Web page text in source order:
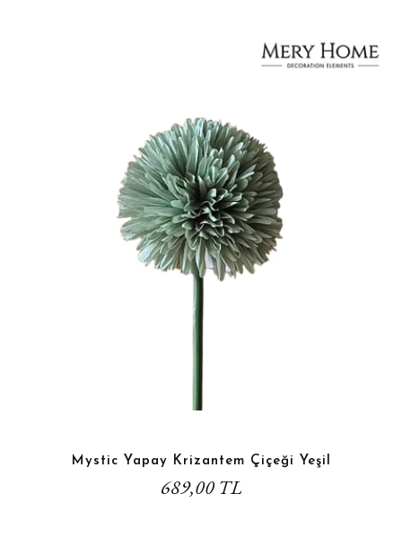
Mystic Yapay Krizantem Çiçeği Yeşil
689,00 TL